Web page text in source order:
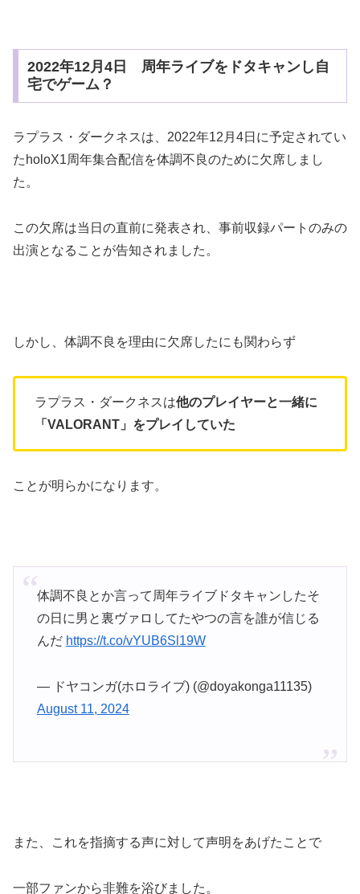
2022年12月4日 周年ライブをドタキャンし自
宅でゲーム？
ラプラス・ダークネスは、2022年12月4日に予定されてい
たholoX1周年集合配信を体調不良のために欠席しまし
た。
この欠席は当日の直前に発表され、事前収録パートのみの
出演となることが告知されました。
しかし、体調不良を理由に欠席したにも関わらず
ラプラス・ダークネスは他のプレイヤーと一緒に
「VALORANT」をプレイしていた
ことが明らかになります。
体調不良とか言って周年ライブドタキャンしたそ
の日に男と裏ヴァロしてたやつの言を誰が信じる
んだ https://t.co/vYUB6Sl19W
— ドヤコンガ(ホロライブ) (@doyakonga11135)
August 11, 2024
また、これを指摘する声に対して声明をあげたことで
一部ファンから非難を浴びました。